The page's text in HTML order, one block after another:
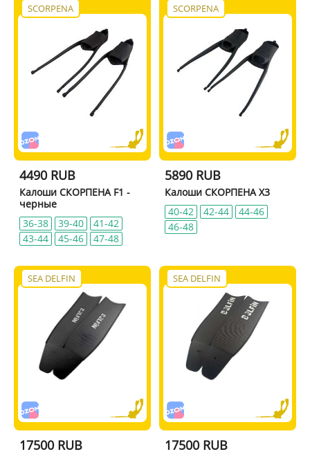
SCORPENA
4490 RUB
Калоши СКОРПЕНА F1 -
черные
36-38
39-40
41-42
43-44
45-46 47-48
SCORPENA
5890 RUB
Калоши СКОРПЕНА X3
40-42
42-44
44-46
46-48
SEA DELFIN
17500 RUB
SEA DELFIN
17500 RUB